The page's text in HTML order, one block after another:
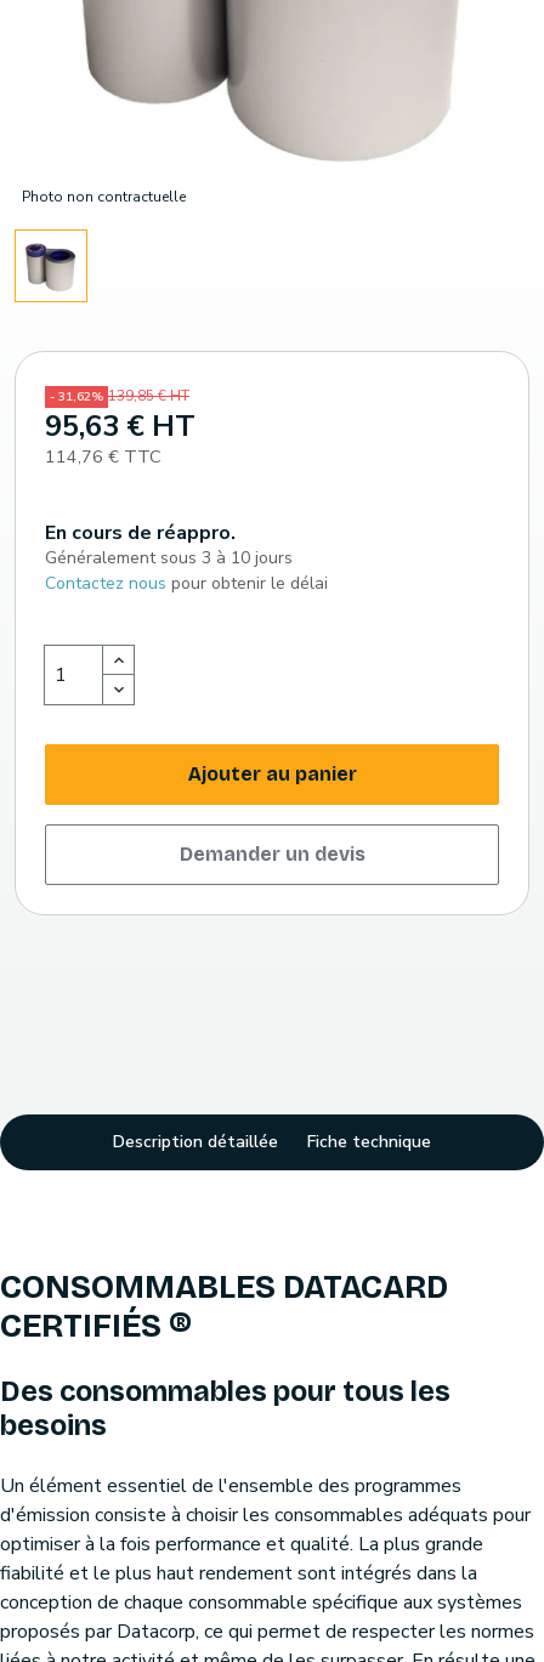
Photo non contractuelle
- 31,62% 139,85 € HT
95,63 € HT
114,76 € TTC
En cours de réappro.
Généralement sous 3 à 10 jours
Contactez nous pour obtenir le délai
Ajouter au panier
Demander un devis
Description détaillée Fiche technique
CONSOMMABLES DATACARD
CERTIFIÉS ®
Des consommables pour tous les
besoins
Un élément essentiel de l'ensemble des programmes
d'émission consiste à choisir les consommables adéquats pour
optimiser à la fois performance et qualité. La plus grande
fiabilité et le plus haut rendement sont intégrés dans la
conception de chaque consommable spécifique aux systèmes
proposés par Datacorp, ce qui permet de respecter les normes